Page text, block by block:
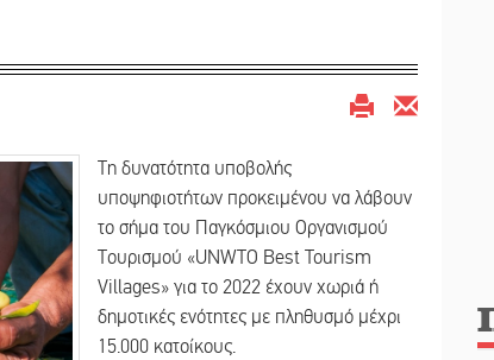
Τη δυνατότητα υποβολής
υποψηφιοτήτων προκειμένου να λάβουν
το σήμα του Παγκόσμιου Οργανισμού
Τουρισμού «UNWTO Best Tourism
Villages» για το 2022 έχουν χωριά ή
δημοτικές ενότητες με πληθυσμό μέχρι
15.000 κατοίκους.